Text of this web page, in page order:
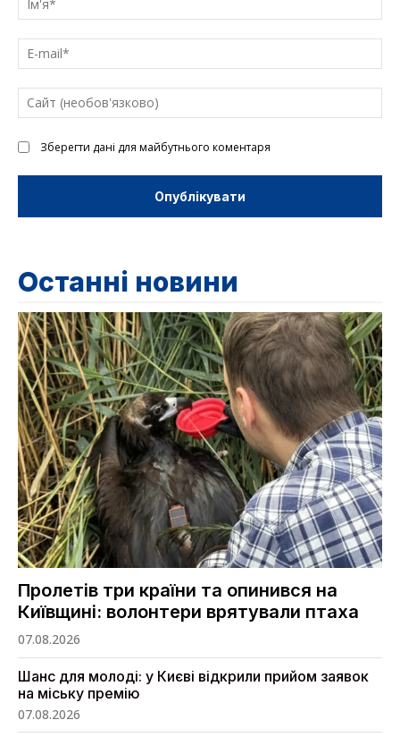
Зберегти дані для майбутнього коментаря
Останні новини
Пролетів три країни та опинився на
Київщині: волонтери врятували птаха
07.08.2026
Шанс для молоді: у Києві відкрили прийом заявок
на міську премію
07.08.2026